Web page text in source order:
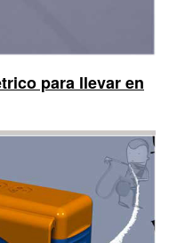
para llevar en